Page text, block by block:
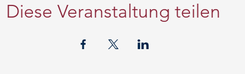
Diese Veranstaltung teilen